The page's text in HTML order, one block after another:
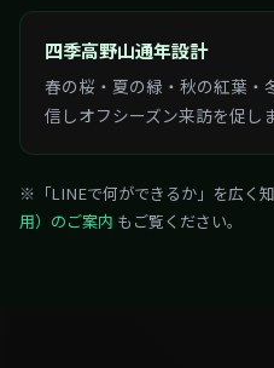
四季高野山通年設計
春の桜・夏の緑・秋の紅葉・
信しオフシーズン来訪を促し
※「LINEで何ができるか」を広く
用）のご案内 もご覧ください。